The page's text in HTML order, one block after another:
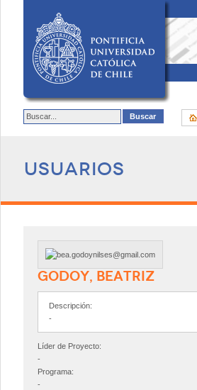
Usuarios
GODOY, BEATRIZ
Descripción:
-
Líder de Proyecto:
-
Programa:
-